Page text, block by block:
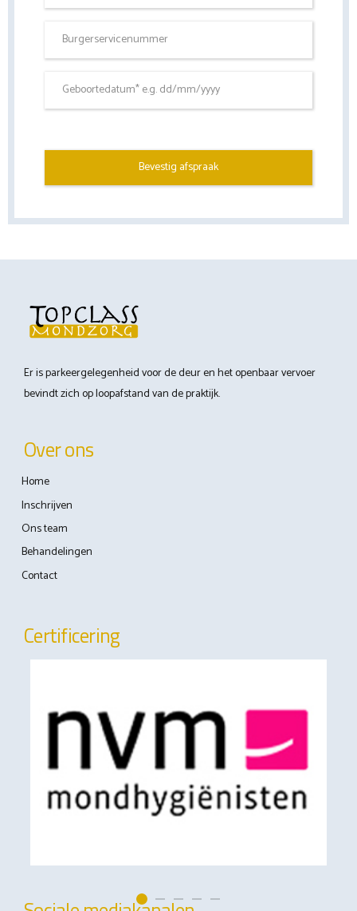
Er is parkeergelegenheid voor de deur en het openbaar vervoer
bevindt zich op loopafstand van de praktijk.
Over ons
Home
Inschrijven
Ons team
Behandelingen
Contact
Certificering